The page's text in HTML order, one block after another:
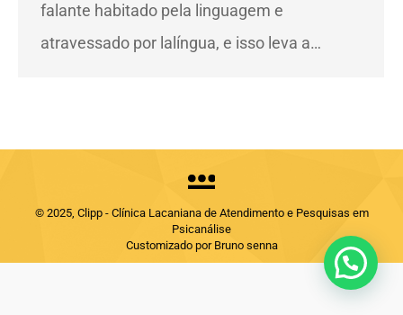
falante habitado pela linguagem e
atravessado por lalíngua, e isso leva a…
© 2025, Clipp - Clínica Lacaniana de Atendimento e Pesquisas em
Psicanálise
Customizado por Bruno senna